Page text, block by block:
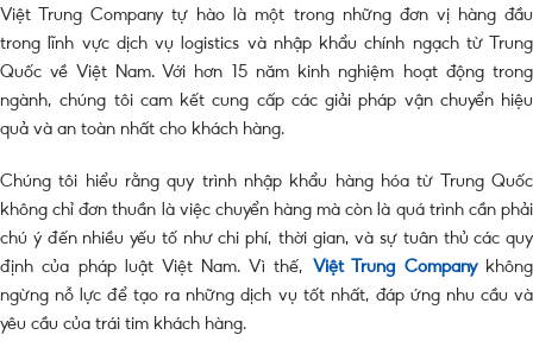
Việt Trung Company tự hào là một trong những đơn vị hàng đầu
trong lĩnh vực dịch vụ logistics và nhập khẩu chính ngạch từ Trung
Quốc về Việt Nam. Với hơn 15 năm kinh nghiệm hoạt động trong
ngành, chúng tôi cam kết cung cấp các giải pháp vận chuyển hiệu
quả và an toàn nhất cho khách hàng.
Chúng tôi hiểu rằng quy trình nhập khẩu hàng hóa từ Trung Quốc
không chỉ đơn thuần là việc chuyển hàng mà còn là quá trình cần phải
chú ý đến nhiều yếu tố như chi phí, thời gian, và sự tuân thủ các quy
định của pháp luật Việt Nam. Vì thế,
Việt Trung Companykhông
ngừng nỗ lực để tạo ra những dịch vụ tốt nhất, đáp ứng nhu cầu và
yêu cầu của trái tim khách hàng.